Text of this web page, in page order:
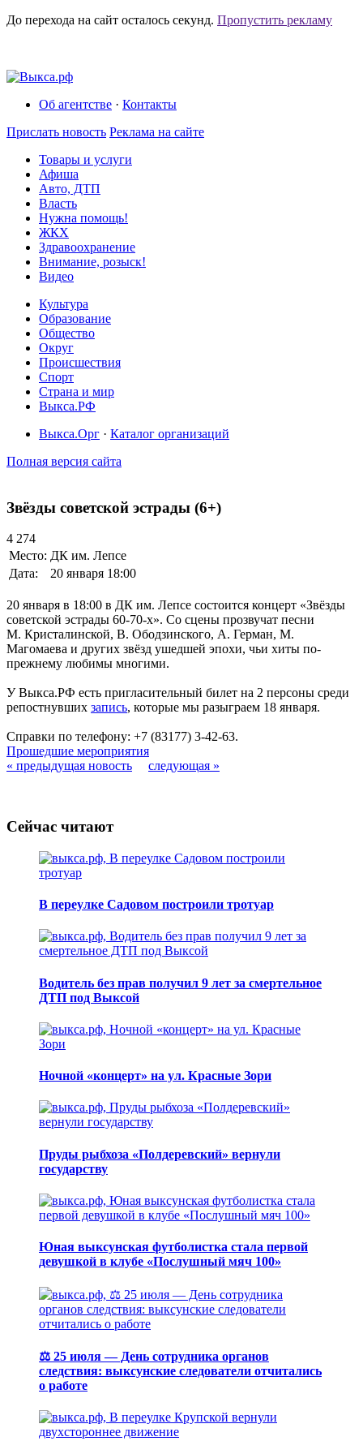
До перехода на сайт осталось секунд. Пропустить рекламу
Об агентстве · Контакты
Прислать новость Реклама на сайте
Товары и услуги
Афиша
Авто, ДТП
Власть
Нужна помощь!
ЖКХ
Здравоохранение
Внимание, розыск!
Видео
Культура
Образование
Общество
Округ
Происшествия
Спорт
Страна и мир
Выкса.РФ
Выкса.Орг · Каталог организаций
Полная версия сайта
Звёзды советской эстрады (6+)
4 274
Место: ДК им. Лепсе
Дата:
20 января 18:00
20 января в 18:00 в ДК им. Лепсе состоится концерт «Звёзды
советской эстрады 60-70-х». Со сцены прозвучат песни
М. Кристалинской, В. Ободзинского, А. Герман, М.
Магомаева и других звёзд ушедшей эпохи, чьи хиты по-
прежнему любимы многими.
У Выкса.РФ есть пригласительный билет на 2 персоны среди
репостнувших запись, которые мы разыграем 18 января.
Справки по телефону: +7 (83177) 3-42-63.
Прошедшие мероприятия
« предыдущая новость
следующая »
Сейчас читают
В переулке Садовом построили тротуар
Водитель без прав получил 9 лет за смертельное
ДТП под Выксой
Ночной «концерт» на ул. Красные Зори
Пруды рыбхоза «Полдеревский» вернули
государству
Юная выксунская футболистка стала первой
девушкой в клубе «Послушный мяч 100»
⚖️ 25 июля — День сотрудника органов
следствия: выксунские следователи отчитались
о работе